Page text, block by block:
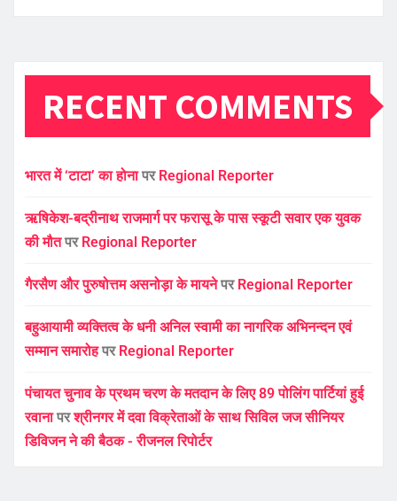
RECENT COMMENTS
भारत में ‘टाटा’ का होनापर Regional Reporter
ऋषिकेश-बद्रीनाथ राजमार्ग पर फरासू के पास स्कूटी सवार एक युवक
की मौतपर Regional Reporter
गैरसैण और पुरुषोत्तम असनोड़ा के मायनेपर Regional Reporter
बहुआयामी व्यक्तित्व के धनी अनिल स्वामी का नागरिक अभिनन्दन एवं
सम्मान समारोहपर Regional Reporter
पंचायत चुनाव के प्रथम चरण के मतदान के लिए 89 पोलिंग पार्टियां हुई
रवानापरश्रीनगर में दवा विक्रेताओं के साथ सिविल जज सीनियर
डिविजन ने की बैठक - रीजनल रिपोर्टर